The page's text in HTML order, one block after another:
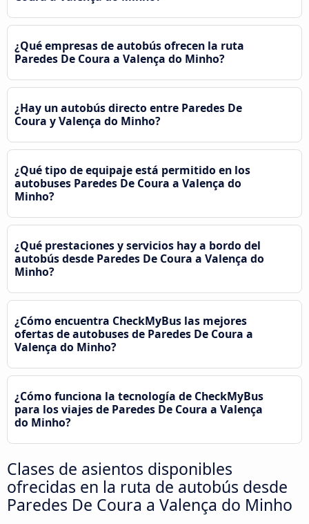
¿Qué empresas de autobús ofrecen la ruta
Paredes De Coura a Valença do Minho?
¿Hay un autobús directo entre Paredes De
Coura y Valença do Minho?
¿Qué tipo de equipaje está permitido en los
autobuses Paredes De Coura a Valença do
Minho?
¿Qué prestaciones y servicios hay a bordo del
autobús desde Paredes De Coura a Valença do
Minho?
¿Cómo encuentra CheckMyBus las mejores
ofertas de autobuses de Paredes De Coura a
Valença do Minho?
¿Cómo funciona la tecnología de CheckMyBus
para los viajes de Paredes De Coura a Valença
do Minho?
Clases de asientos disponibles
ofrecidas en la ruta de autobús desde
Paredes De Coura a Valença do Minho